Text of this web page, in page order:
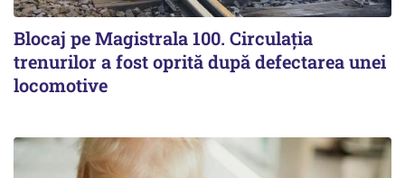
Blocaj pe Magistrala 100. Circulația
trenurilor a fost oprită după defectarea unei
locomotive